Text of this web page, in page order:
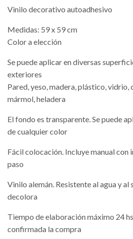
Vinilo decorativo autoadhesivo
Medidas: 59 x 59 cm
Color a elección
Se puede aplicar en diversas
exteriores
Pared, yeso, madera, plástico, vidrio,
mármol, heladera
El fondo es transparente. Se puede
de cualquier color
Fácil colocación. Incluye manual con
paso
Vinilo alemán. Resistente al agua y al
decolora
Tiempo de elaboración máximo 24
confirmada la compra